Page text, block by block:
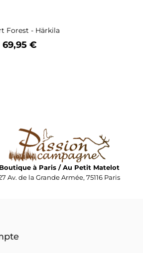
Forest - Härkila
Prix
69,95 €
Boutique à Paris / Au Petit Matelot
Av. de la Grande Armée, 75116 Paris